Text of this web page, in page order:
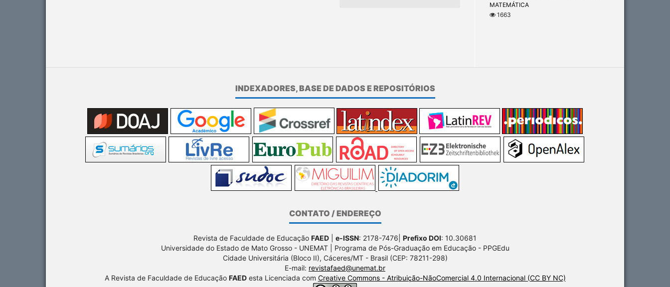
MATEMÁTICA
1663
INDEXADORES, BASE DE DADOS E REPOSITÓRIOS
CONTATO / ENDEREÇO
Revista de Faculdade de Educação FAED e-ISSN: 2178-7476| Prefixo DOI: 10.30681
Universidade do Estado de Mato Grosso - UNEMAT | Programa de Pós-Graduação em Educação - PPGEdu
Cidade Universitária (Bloco II), Cáceres/MT - Brasil (CEP: 78211-298)
E-mail: revistafaed@unemat.br
A Revista de Faculdade de Educação FAEDesta Licenciada com Creative Commons - Atribuição-NãoComercial 4.0 Internacional (CC BY NC)